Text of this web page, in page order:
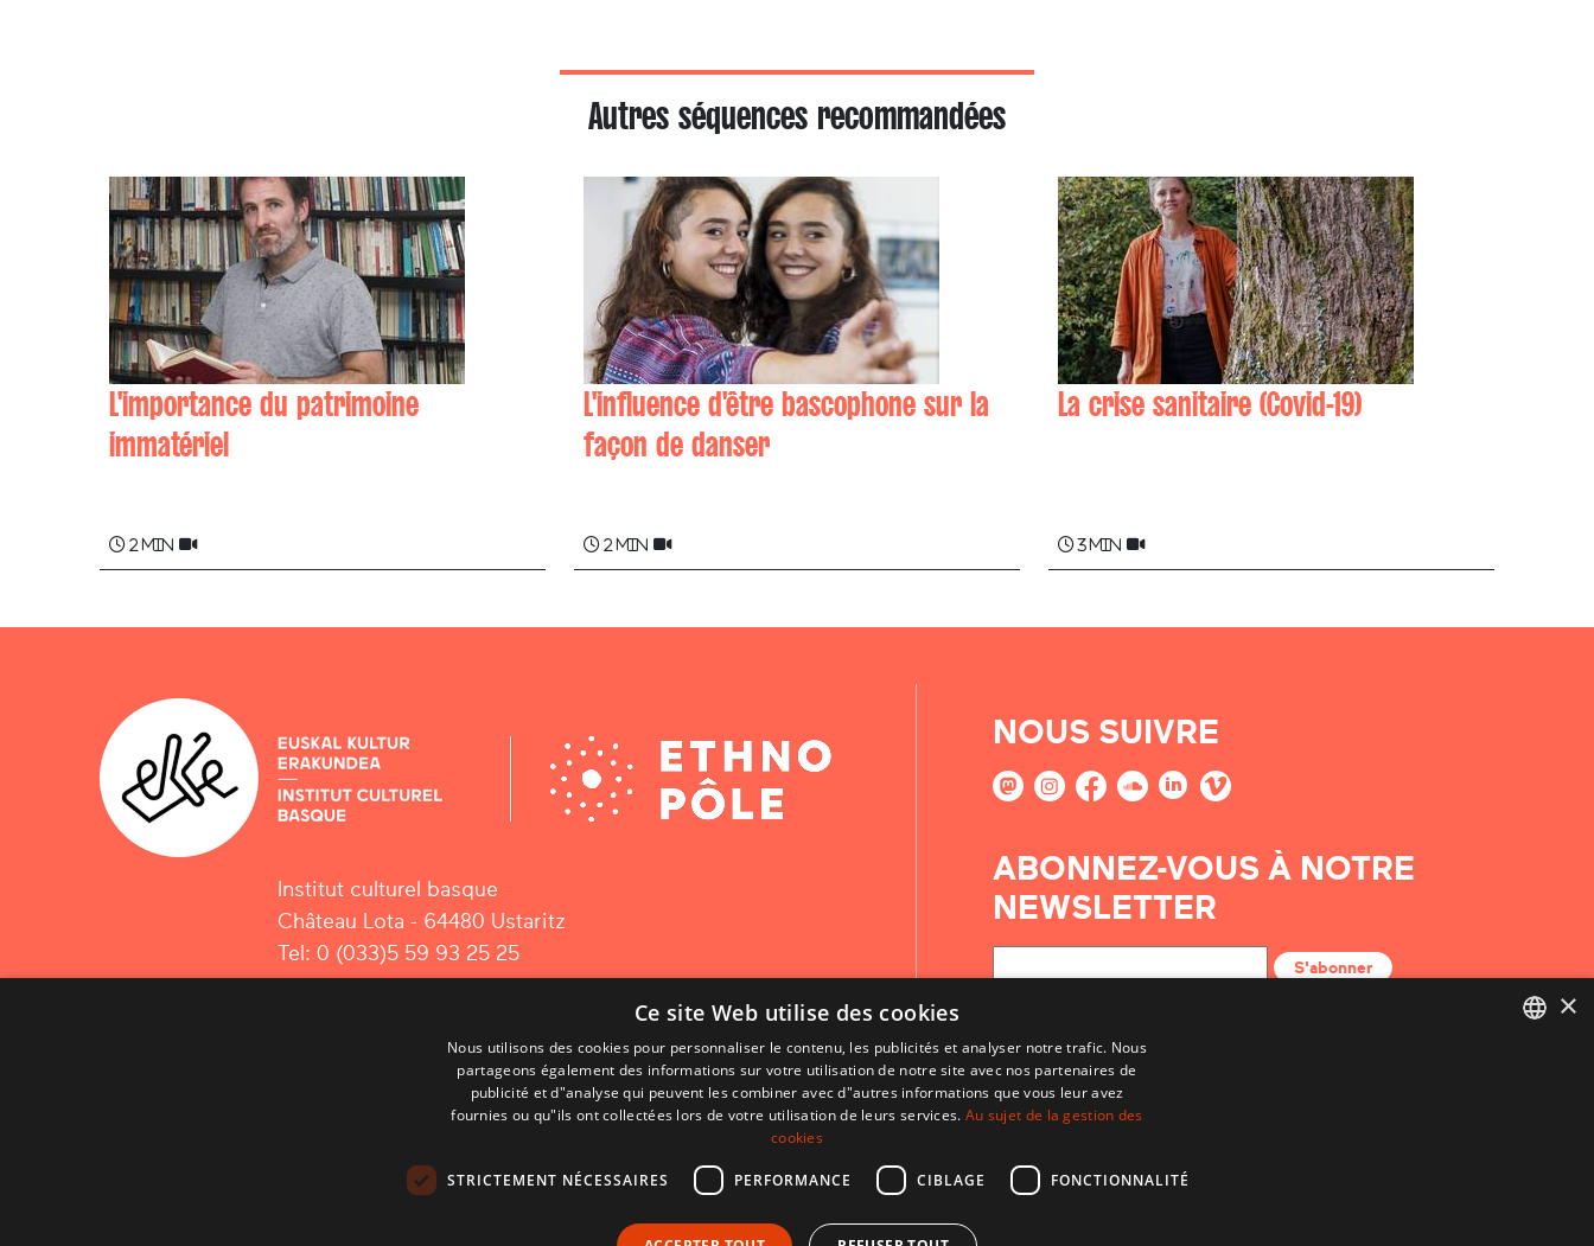
Autres séquences recommandées
L'importance du patrimoine
immatériel
2 min
L'influence d'être bascophone sur la
façon de danser
2 min
La crise sanitaire (Covid-19)
3 min
Institut culturel basque
Château Lota - 64480 Ustaritz
Tel: 0 (033)5 59 93 25 25
NOUS SUIVRE
ABONNEZ-VOUS À NOTRE
NEWSLETTER
S'abonner
CONTACT
×
Ce site Web utilise des cookies
Nous utilisons des cookies pour personnaliser le contenu, les publicités et analyser notre trafic. Nous
partageons également des informations sur votre utilisation de notre site avec nos partenaires de
publicité et d"analyse qui peuvent les combiner avec d"autres informations que vous leur avez
fournies ou qu"ils ont collectées lors de votre utilisation de leurs services. Au sujet de la gestion des
cookies
STRICTEMENT NÉCESSAIRES PERFORMANCE CIBLAGE FONCTIONNALITÉ